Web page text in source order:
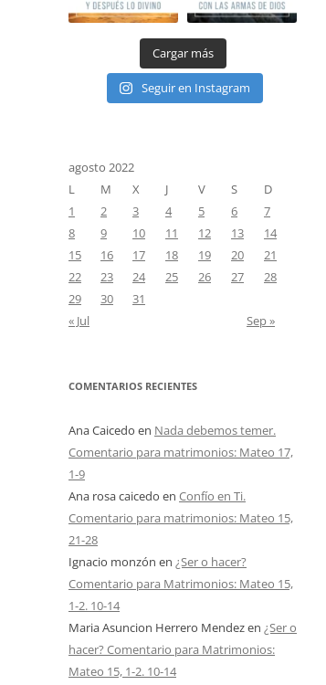
Cargar más
Seguir en Instagram
agosto 2022
L
M X J V S
D
1
2 3 4 5 6
7
8
9 10 11 12 13
14
15
16 17 18 19 20
21
22
23 24 25 26 27
28
29
30
31
« Jul
Sep »
COMENTARIOS RECIENTES
Ana Caicedo en Nada debemos temer.
Comentario para matrimonios: Mateo 17,
1-9
Ana rosa caicedo en Confío en Ti.
Comentario para matrimonios: Mateo 15,
21-28
Ignacio monzón en ¿Ser o hacer?
Comentario para Matrimonios: Mateo 15,
1-2. 10-14
Maria Asuncion Herrero Mendezen ¿Ser o
hacer? Comentario para Matrimonios:
Mateo 15, 1-2. 10-14